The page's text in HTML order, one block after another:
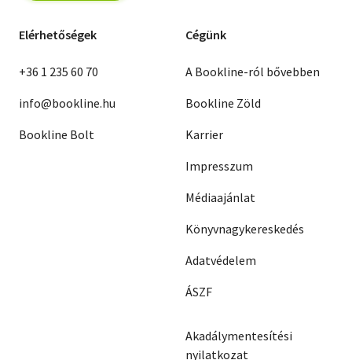
Elérhetőségek
+36 1 235 60 70
info@bookline.hu
Bookline Bolt
Cégünk
A Bookline-ról bővebben
Bookline Zöld
Karrier
Impresszum
Médiaajánlat
Könyvnagykereskedés
Adatvédelem
ÁSZF
Akadálymentesítési
nyilatkozat